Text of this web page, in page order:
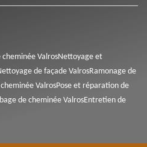
ValrosNettoyage et
de façade ValrosRamonage de
ValrosPose et réparation de
de cheminée ValrosEntretien de